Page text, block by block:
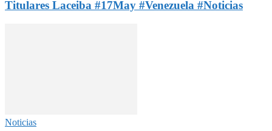
Titulares Laceiba #17May #Venezuela #Noticias
Noticias